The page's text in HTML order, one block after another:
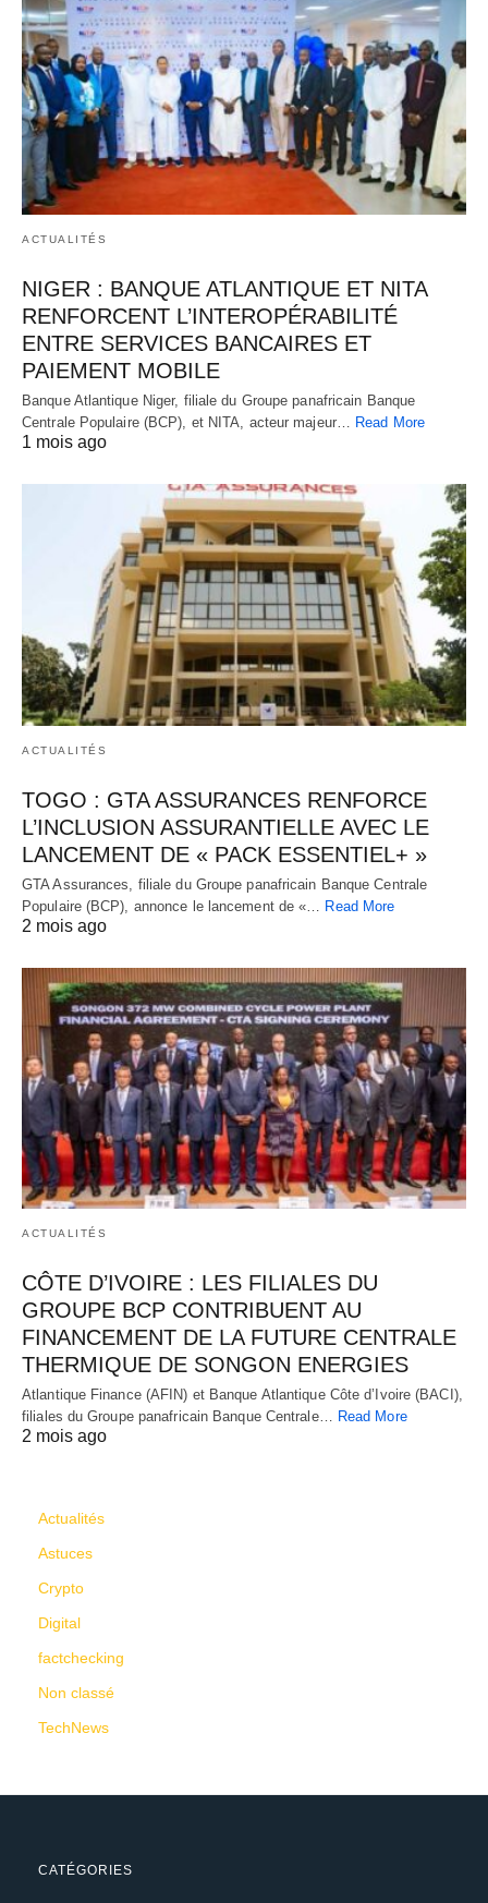
ACTUALITÉS
NIGER : BANQUE ATLANTIQUE ET NITA
RENFORCENT L’INTEROPÉRABILITÉ
ENTRE SERVICES BANCAIRES ET
PAIEMENT MOBILE
Banque Atlantique Niger, filiale du Groupe panafricain Banque
Centrale Populaire (BCP), et NITA, acteur majeur…
Read More
1 mois ago
ACTUALITÉS
TOGO : GTA ASSURANCES RENFORCE
L’INCLUSION ASSURANTIELLE AVEC LE
LANCEMENT DE « PACK ESSENTIEL+ »
GTA Assurances, filiale du Groupe panafricain Banque Centrale
Populaire (BCP), annonce le lancement de «… Read More
2 mois ago
ACTUALITÉS
CÔTE D’IVOIRE : LES FILIALES DU
GROUPE BCP CONTRIBUENT AU
FINANCEMENT DE LA FUTURE CENTRALE
THERMIQUE DE SONGON ENERGIES
Atlantique Finance (AFIN) et Banque Atlantique Côte d’Ivoire (BACI),
filiales du Groupe panafricain Banque Centrale… Read More
2 mois ago
Actualités
Astuces
Crypto
Digital
factchecking
Non classé
TechNews
CATÉGORIES